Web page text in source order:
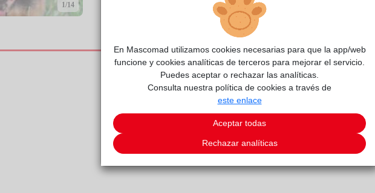
1/14
En Mascomad utilizamos cookies necesarias para que la app/web
funcione y cookies analíticas de terceros para mejorar el servicio.
Puedes aceptar o rechazar las analíticas.
Consulta nuestra política de cookies a través de
este enlace
Aceptar todas
Rechazar analíticas